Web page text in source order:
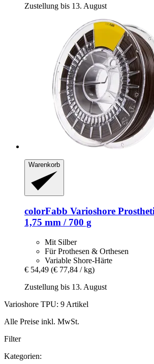
Zustellung bis 13. August
Warenkorb
colorFabb Varioshore
1,75 mm / 700 g
Mit Silber
Für Prothesen & Orthesen
Variable Shore-Härte
€ 54,49 (€ 77,84 / kg)
Zustellung bis 13. August
Varioshore TPU: 9 Artikel
Alle Preise inkl. MwSt.
Filter
Kategorien: